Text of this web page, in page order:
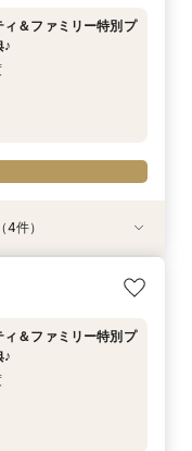
＆ファミリー特別プ
♪
気ドレス２５万円
コスメ＆1万円ギフ
聖堂チャペル*最大
券１万円
と誓うリングドッグ演
特典付き
件）
＆ファミリー特別プ
♪